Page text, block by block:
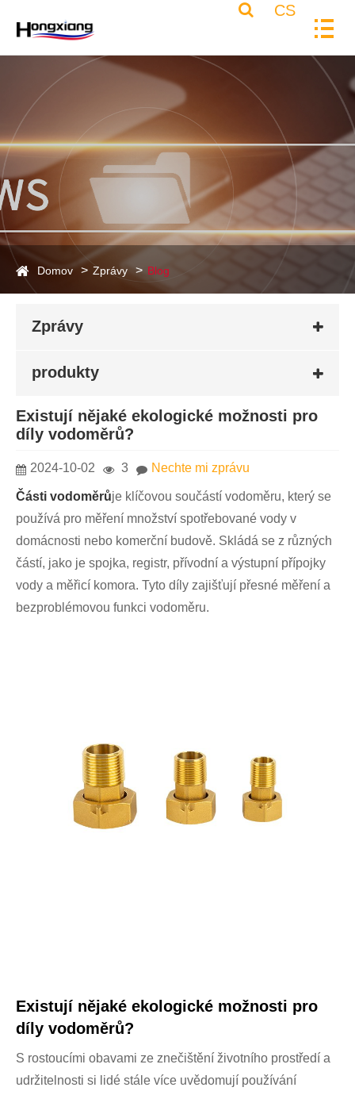
CS
Domov Zprávy Blog
Zprávy
produkty
Existují nějaké ekologické možnosti pro
díly vodoměrů?
2024-10-02 3 Nechte mi zprávu
Části vodoměrůje klíčovou součástí vodoměru, který se
používá pro měření množství spotřebované vody v
domácnosti nebo komerční budově. Skládá se z různých
částí, jako je spojka, registr, přívodní a výstupní přípojky
vody a měřicí komora. Tyto díly zajišťují přesné měření a
bezproblémovou funkci vodoměru.
Existují nějaké ekologické možnosti pro
díly vodoměrů?
S rostoucími obavami ze znečištění životního prostředí a
udržitelnosti si lidé stále více uvědomují používání